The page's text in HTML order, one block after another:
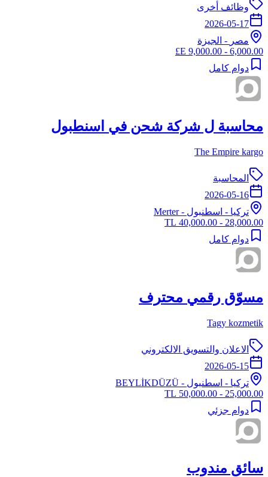
وظائف أخرى
2026-05-17
مصر - الجيزة
6,000.00 - 9,000.00 E£
دوام كامل
محاسبة ل شركة شحن في اسنطبول
The Empire kargo
المحاسبة
2026-05-16
تركيا - اسطنبول - Merter
28,000.00 - 40,000.00 TL
دوام كامل
مسوّق رقمي محترف
Tagy kozmetik
الاعلان والتسويق الالكتروني
2026-05-15
تركيا - اسطنبول - BEYLİKDÜZÜ
25,000.00 - 50,000.00 TL
دوام جزئي
سائق مندوب